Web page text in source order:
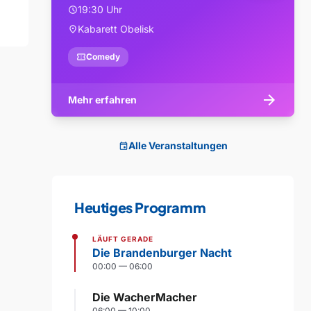
schedule19:30 Uhr
location_onKabarett Obelisk
confirmation_numberComedy
Mehr erfahren arrow_forward
eventAlle Veranstaltungen
Heutiges Programm
LÄUFT GERADE
Die Brandenburger Nacht
00:00 — 06:00
Die WacherMacher